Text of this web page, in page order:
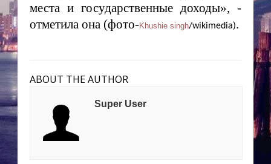
места и государственные доходы», -
отметила она (фото-Khushie singh/wikimedia).
ABOUT THE AUTHOR
Super User